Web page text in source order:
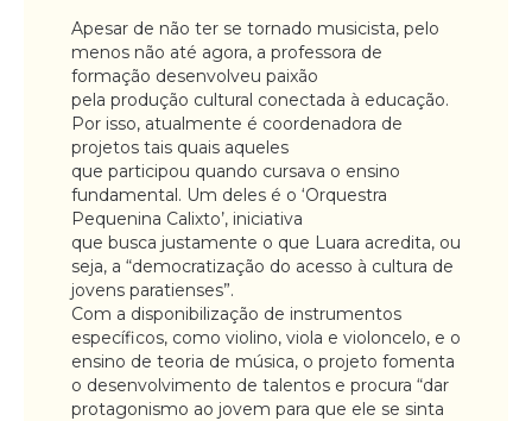
Apesar de não ter se tornado musicista, pelo
menos não até agora, a professora de
formação desenvolveu paixão
pela produção cultural conectada à educação.
Por isso, atualmente é coordenadora de
projetos tais quais aqueles
que participou quando cursava o ensino
fundamental. Um deles é o ‘Orquestra
Pequenina Calixto’, iniciativa
que busca justamente o que Luara acredita, ou
seja, a “democratização do acesso à cultura de
jovens paratienses”.
Com a disponibilização de instrumentos
específicos, como violino, viola e violoncelo, e o
ensino de teoria de música, o projeto fomenta
o desenvolvimento de talentos e procura “dar
protagonismo ao jovem para que ele se sinta